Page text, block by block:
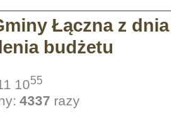
Łączna z
budżetu
1055
4337 razy